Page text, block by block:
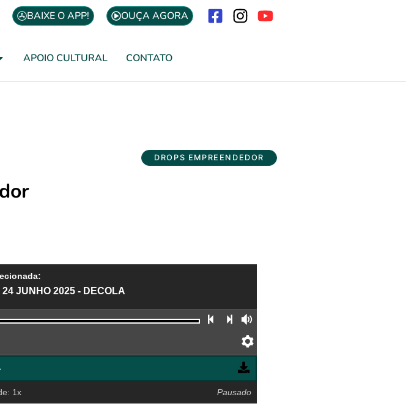
BAIXE O APP! OUÇA AGORA
APOIO CULTURAL CONTATO
DROPS EMPREENDEDOR
JUNHO 2025 - DECOLA
Faixa anterior
Próxima faixa
Preferências
1x Pausado